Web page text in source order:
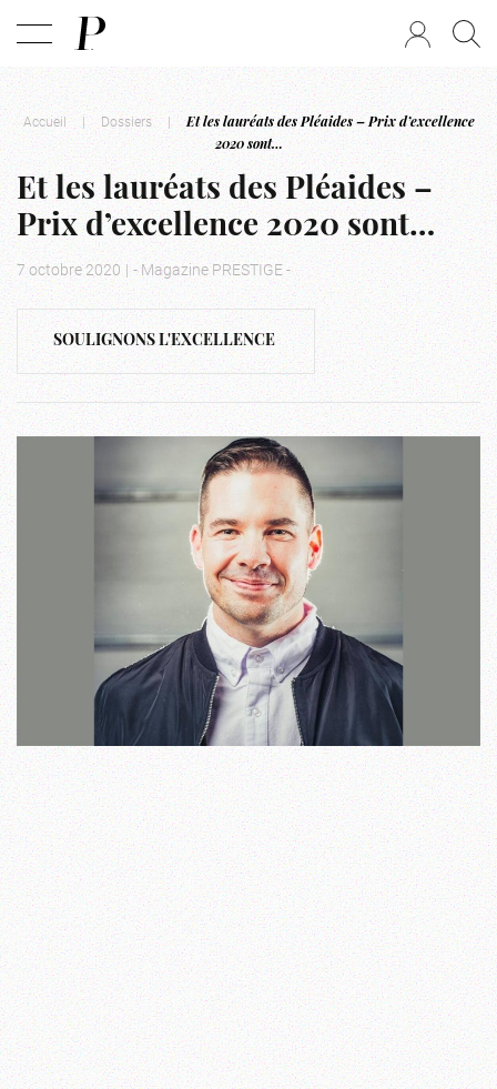
Accueil | Dossiers |
Et les lauréats des Pléaides – Prix d’excellence
2020 sont…
Et les lauréats des Pléaides –
Prix d’excellence 2020 sont…
7 octobre 2020 | - Magazine PRESTIGE -
SOULIGNONS L'EXCELLENCE